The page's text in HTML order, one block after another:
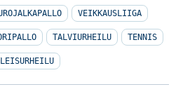
VEIKKAUSLIIGA
TALVIURHEILU TENNIS